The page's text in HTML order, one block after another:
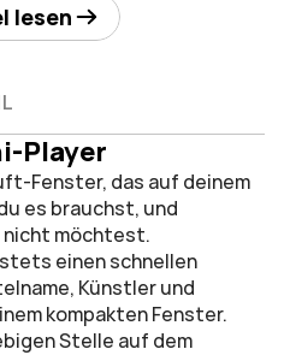
lesen
Player
Fenster, das auf deinem
es brauchst, und
nicht möchtest.
einen schnellen
Künstler und
kompakten Fenster.
Stelle auf dem